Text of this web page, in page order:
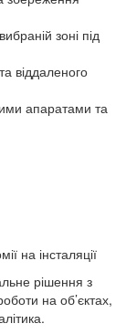
зоні під
віддаленого
апаратами та
на інсталяції
рішення з
на об’єктах,